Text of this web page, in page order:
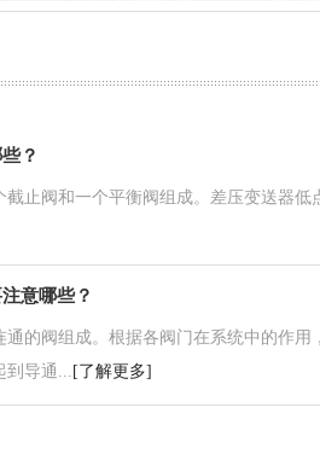
？
阀和一个平衡阀组成。差压变送器低
意哪些？
阀组成。根据各阀门在系统中的作用
到导通... [了解更多]